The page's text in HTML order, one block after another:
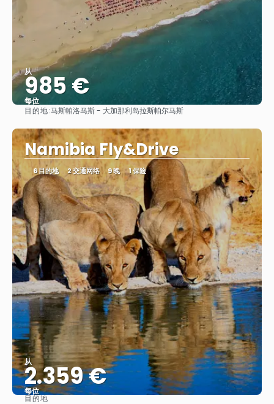
从
985 €
每位
看到
目的地:马斯帕洛马斯 - 大加那利岛拉斯帕尔马斯
Namibia Fly&Drive
6 目的地 2 交通网络 9 晚 1 保险
从
2.359 €
每位
目的地